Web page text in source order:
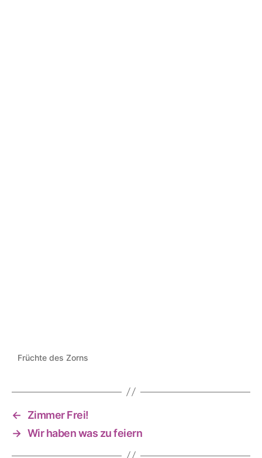
Früchte des Zorns
←
Zimmer Frei!
→ Wir haben was zu feiern